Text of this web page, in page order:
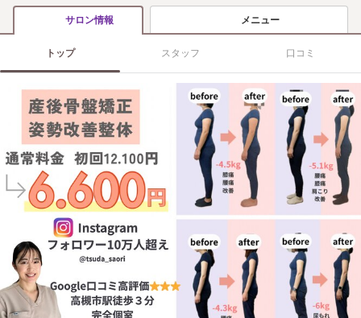
サロン情報 メニュー
トップ スタッフ 口コミ